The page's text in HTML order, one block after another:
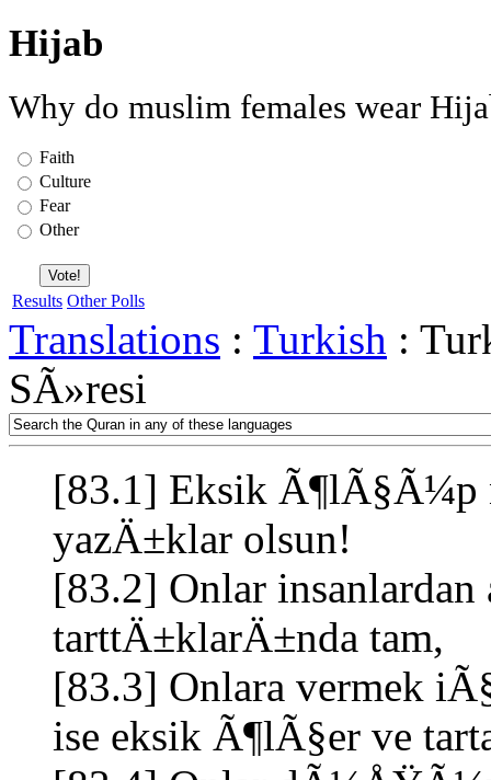
Hijab
Why do muslim females wear
Faith
Culture
Fear
Other
Results Other Polls
Translations : Turkish :
SÃ»resi
[83.1] Eksik Ã¶lÃ§Ã¼p
yazÄ±klar olsun!
[83.2] Onlar
tarttÄ±klarÄ±nda tam,
[83.3] Onlara vermek
ise eksik Ã¶lÃ§er ve